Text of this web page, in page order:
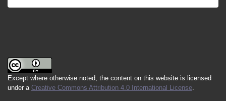
Except where otherwise noted, the content on this website is licensed
under a Creative Commons Attribution 4.0 International License.